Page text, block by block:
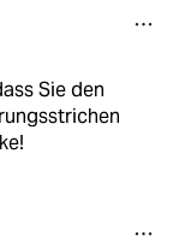
Sie den